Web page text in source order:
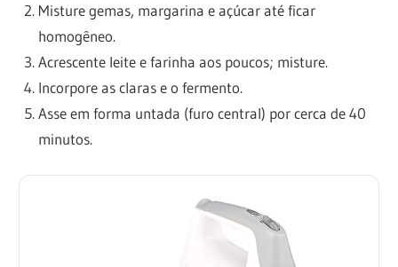
Misture gemas, margarina e açúcar até ficar
homogêneo.
Acrescente leite e farinha aos poucos; misture.
Incorpore as claras e o fermento.
Asse em forma untada (furo central) por cerca de 40
minutos.